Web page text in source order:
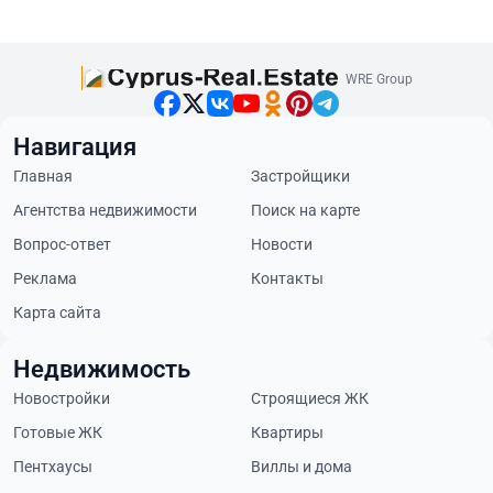
WRE Group
Навигация
Главная
Застройщики
Агентства недвижимости
Поиск на карте
Вопрос-ответ
Новости
Реклама
Контакты
Карта сайта
Недвижимость
Новостройки
Строящиеся ЖК
Готовые ЖК
Квартиры
Пентхаусы
Виллы и дома